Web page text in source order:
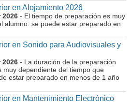
en Alojamiento 2026
2026 - El tiempo de preparación es muy
alumno: se puede estar preparado en
en Sonido para Audiovisuales y
2026 - La duración de la preparación
muy dependiente del tiempo que
estar preparado en menos de 1 año
en Mantenimiento Electrónico